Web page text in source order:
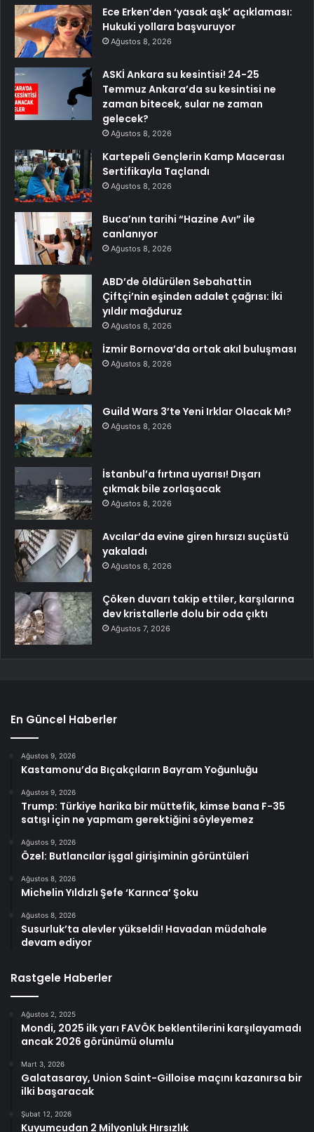
Ece Erken’den ‘yasak aşk’ açıklaması:
Hukuki yollara başvuruyor
Ağustos 8, 2026
ASKİ Ankara su kesintisi! 24-25
Temmuz Ankara’da su kesintisi ne
zaman bitecek, sular ne zaman
gelecek?
Ağustos 8, 2026
Kartepeli Gençlerin Kamp Macerası
Sertifikayla Taçlandı
Ağustos 8, 2026
Buca’nın tarihi “Hazine Avı” ile
canlanıyor
Ağustos 8, 2026
ABD’de öldürülen Sebahattin
Çiftçi’nin eşinden adalet çağrısı: İki
yıldır mağduruz
Ağustos 8, 2026
İzmir Bornova’da ortak akıl buluşması
Ağustos 8, 2026
Guild Wars 3’te Yeni Irklar Olacak Mı?
Ağustos 8, 2026
İstanbul’a fırtına uyarısı! Dışarı
çıkmak bile zorlaşacak
Ağustos 8, 2026
Avcılar’da evine giren hırsızı suçüstü
yakaladı
Ağustos 8, 2026
Çöken duvarı takip ettiler, karşılarına
dev kristallerle dolu bir oda çıktı
Ağustos 7, 2026
En Güncel Haberler
Ağustos 9, 2026
Kastamonu’da Bıçakçıların Bayram Yoğunluğu
Ağustos 9, 2026
Trump: Türkiye harika bir müttefik, kimse bana F-35
satışı için ne yapmam gerektiğini söyleyemez
Ağustos 9, 2026
Özel: Butlancılar işgal girişiminin görüntüleri
Ağustos 8, 2026
Michelin Yıldızlı Şefe ‘Karınca’ Şoku
Ağustos 8, 2026
Susurluk’ta alevler yükseldi! Havadan müdahale
devam ediyor
Rastgele Haberler
Ağustos 2, 2025
Mondi, 2025 ilk yarı FAVÖK beklentilerini karşılayamadı
ancak 2026 görünümü olumlu
Mart 3, 2026
Galatasaray, Union Saint-Gilloise maçını kazanırsa bir
ilki başaracak
Şubat 12, 2026
Kuyumcudan 2 Milyonluk Hırsızlık